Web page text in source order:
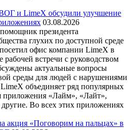
и LimeX обсудили улучшение
03.08.2026
президента
глухих по доступной среде
офис компании LimeX в
рабочей встречи с руководством
актуальные вопросы
среды для людей с нарушениями
объединяет ряд популярных
приложения «Лайм», «Лайт»,
Во всех этих приложениях
акция «Поговорим на пальцах» в